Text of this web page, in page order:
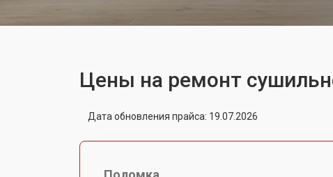
Цены на ремонт
Дата обновления прайса: 19.07.2026